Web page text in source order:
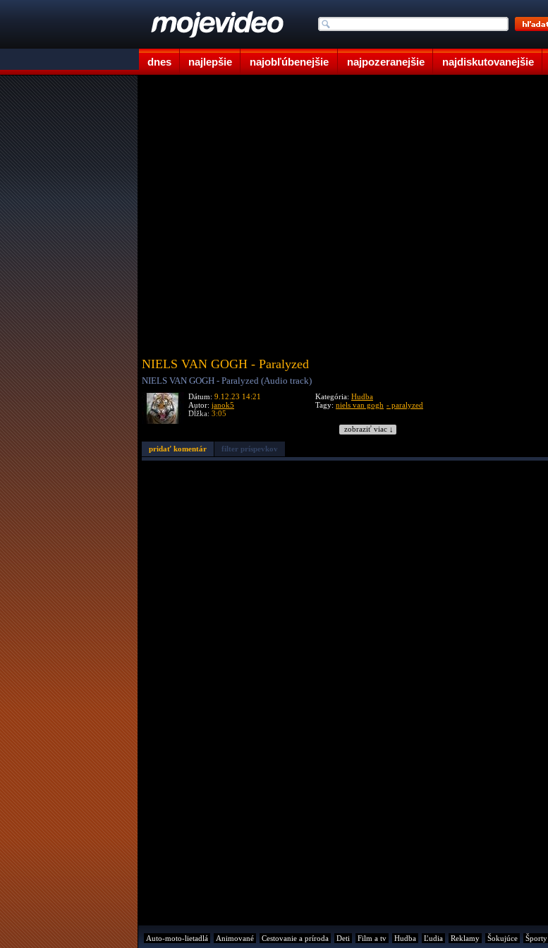
dnes najlepšie najobľúbenejšie najpozeranejšie najdiskutovanejšie
NIELS VAN GOGH - Paralyzed
NIELS VAN GOGH - Paralyzed (Audio track)
Dátum: 9.12.23 14:21
Autor: janok5
Dĺžka: 3:05
Kategória: Hudba
Tagy: niels van gogh - paralyzed
zobraziť viac ↓
pridať komentár filter príspevkov
Auto-moto-lietadlá Animované Cestovanie a príroda Deti Film a tv Hudba Ľudia Reklamy Šokujúce Športy